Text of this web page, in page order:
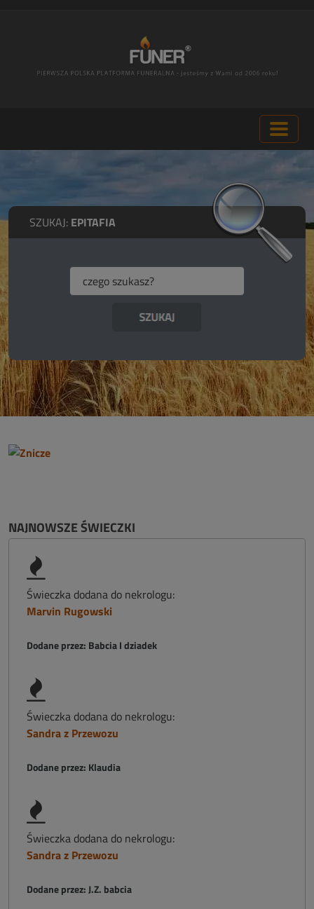
SZUKAJ: EPITAFIA
NAJNOWSZE ŚWIECZKI
Świeczka dodana do nekrologu:
Marvin Rugowski
Dodane przez: Babcia I dziadek
Świeczka dodana do nekrologu:
Sandra z Przewozu
Dodane przez: Klaudia
Świeczka dodana do nekrologu:
Sandra z Przewozu
Dodane przez: J.Z. babcia